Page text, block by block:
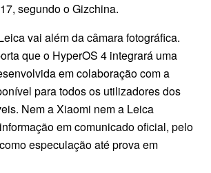
segundo o Gizchina.
vai além da câmara fotográfica.
que o HyperOS 4 integrará uma
em colaboração com a
para todos os utilizadores dos
Nem a Xiaomi nem a Leica
em comunicado oficial, pelo
especulação até prova em